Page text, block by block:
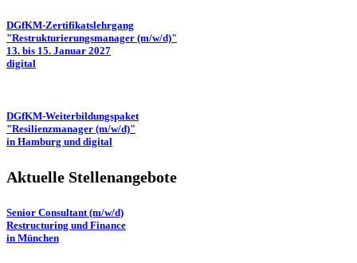
DGfKM-Zertifikatslehrgang
"Restrukturierungsmanager (m/w/d)"
13. bis 15. Januar 2027
digital
DGfKM-Weiterbildungspaket
"Resilienzmanager (m/w/d)"
in Hamburg und digital
Aktuelle Stellenangebote
Senior Consultant (m/w/d)
Restructuring und Finance
in München